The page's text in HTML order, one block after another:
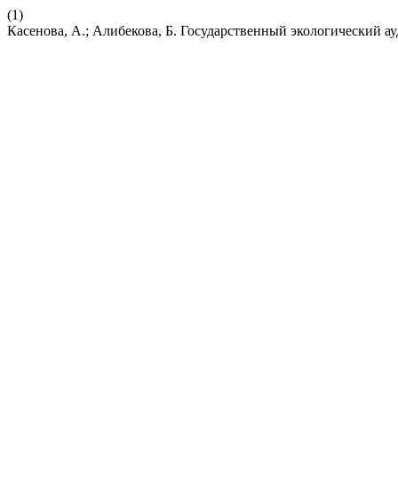
(1)
Касенова, А.; Алибекова, Б. Государственный экологический